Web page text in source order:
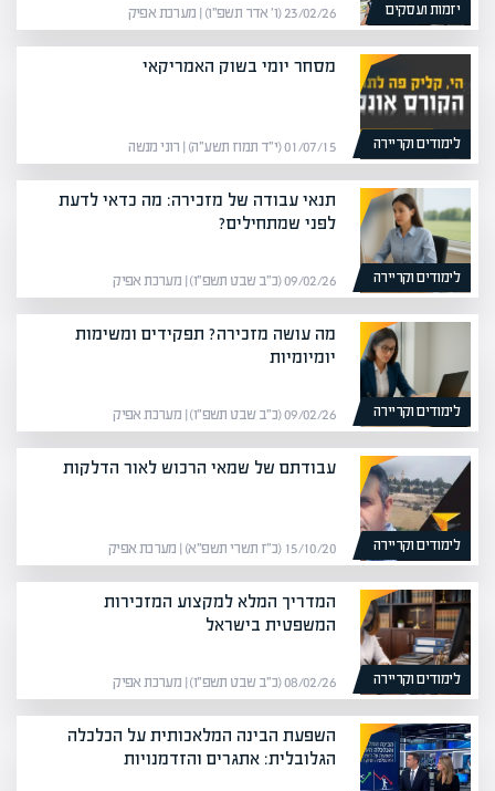
יזמות ועסקים 23/02/26 (ו׳ אדר תשפ״ו) | מערכת אפיק
לימודים וקריירה
מסחר יומי בשוק האמריקאי
01/07/15 (י״ד תמוז תשע״ה) | רוני מנשה
לימודים וקריירה
תנאי עבודה של מזכירה: מה כדאי לדעת
לפני שמתחילים?
09/02/26 (כ״ב שבט תשפ״ו) | מערכת אפיק
לימודים וקריירה
מה עושה מזכירה? תפקידים ומשימות
יומיומיות
09/02/26 (כ״ב שבט תשפ״ו) | מערכת אפיק
לימודים וקריירה
עבודתם של שמאי הרכוש לאור הדלקות
15/10/20 (כ״ז תשרי תשפ״א) | מערכת אפיק
לימודים וקריירה
המדריך המלא למקצוע המזכירות
המשפטית בישראל
08/02/26 (כ״ב שבט תשפ״ו) | מערכת אפיק
השפעת הבינה המלאכותית על הכלכלה
הגלובלית: אתגרים והזדמנויות